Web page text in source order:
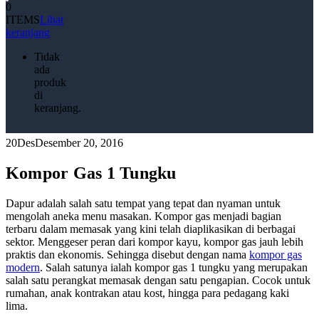
0
ITEMSLihat
keranjang
Tidak
ada
produk
di
keranjang.
20DesDesember 20, 2016
Kompor Gas 1 Tungku
Dapur adalah salah satu tempat yang tepat dan nyaman untuk
mengolah aneka menu masakan. Kompor gas menjadi bagian
terbaru dalam memasak yang kini telah diaplikasikan di berbagai
sektor. Menggeser peran dari kompor kayu, kompor gas jauh lebih
praktis dan ekonomis. Sehingga disebut dengan nama kompor gas
modern. Salah satunya ialah kompor gas 1 tungku yang merupakan
salah satu perangkat memasak dengan satu pengapian. Cocok untuk
rumahan, anak kontrakan atau kost, hingga para pedagang kaki
lima.